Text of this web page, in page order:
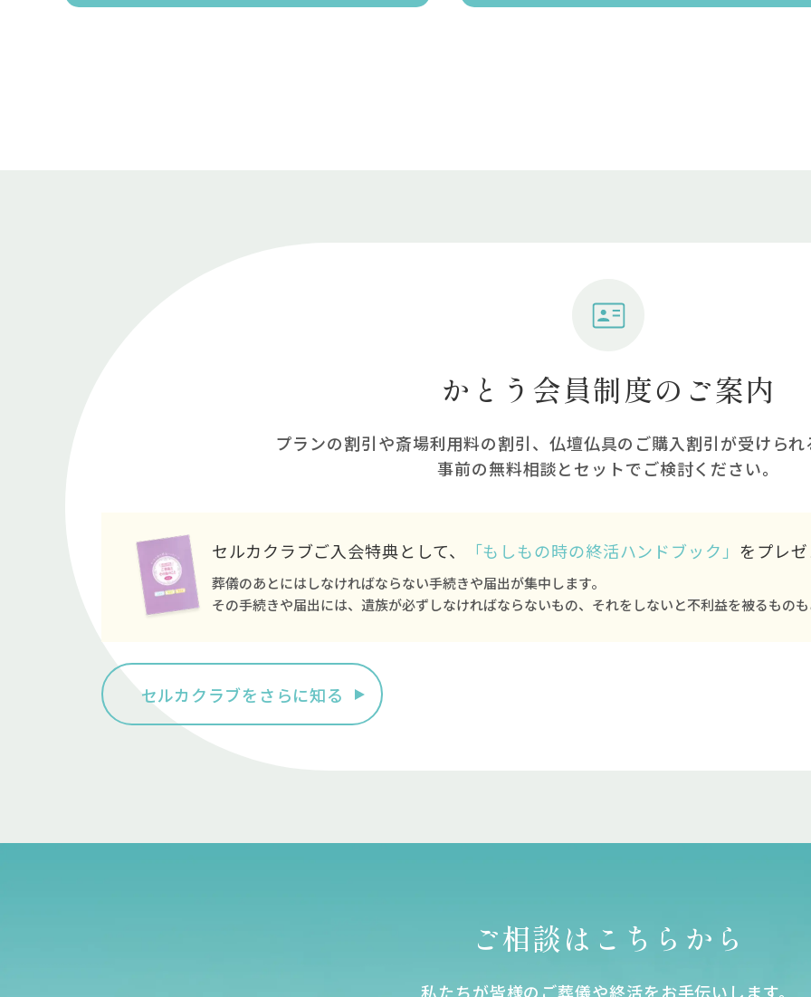
かとう会員制度のご案内
プランの割引や斎場利⽤料の割引、仏壇仏具のご購⼊割引が受けら
事前の無料相談とセットでご検討ください。
セルカクラブご入会特典として、 「もしもの時の終活ハンドブック」 をプレ
葬儀のあとにはしなければならない手続きや届出が集中します。
その手続きや届出には、遺族が必ずしなければならないもの、それをしないと不利益を被るもの
セルカクラブをさらに知る
ご相談はこちらから
私たちが皆様のご葬儀や終活をお⼿伝いします。